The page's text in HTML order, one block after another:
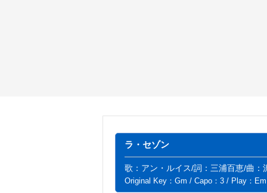
ラ・セゾン
歌：アン・ルイス/詞：三浦百恵/曲：
Original Key：Gm / Capo：3 / Play：Em